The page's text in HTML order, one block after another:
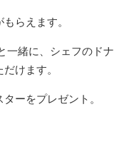
らえます。
一緒に、シェフのドナ
けます。
ーをプレゼント。